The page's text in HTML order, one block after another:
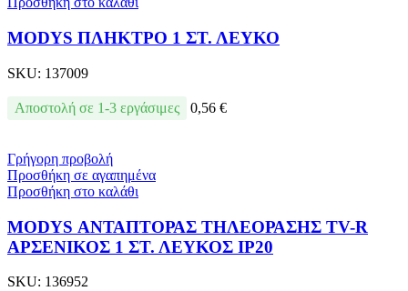
MODYS ΠΛΗΚΤΡΟ 1 ΣΤ. ΛΕΥΚΟ
SKU: 137009
Αποστολή σε 1-3 εργάσιμες 0,56 €
Γρήγορη προβολή
Προσθήκη σε αγαπημένα
Προσθήκη στο καλάθι
MODYS ΑΝΤΑΠΤΟΡΑΣ ΤΗΛΕΟΡΑΣΗΣ TV-R
ΑΡΣΕΝΙΚΟΣ 1 ΣΤ. ΛΕΥΚΟΣ IP20
SKU: 136952